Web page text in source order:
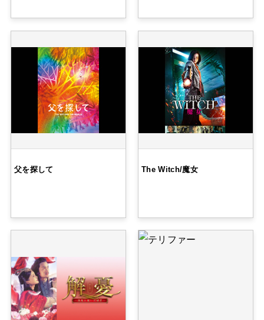
父を探して The Witch/魔女